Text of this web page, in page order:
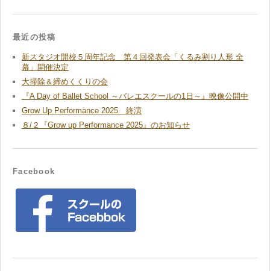
最近の投稿
新スタジオ開校５周年記念 第４回発表会「くるみ割り人形 全
幕」開催決定
大掃除＆締めくくりの会
『A Day of Ballet School ～バレエスクールの1日～』映像公開中
Grow Up Performance 2025 終演
８/２『Grow up Performance 2025』のお知らせ
Facebook